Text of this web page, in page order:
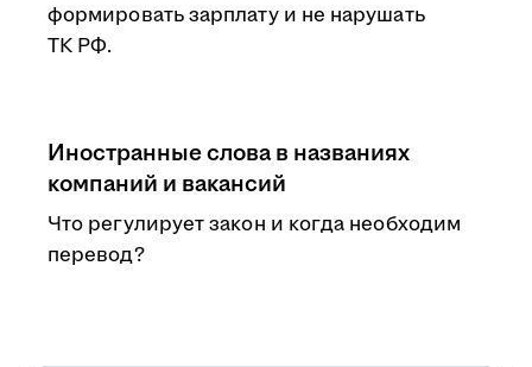
формировать зарплату и не нарушать
ТК РФ.
Иностранные слова в названиях
компаний и вакансий
Что регулирует закон и когда необходим
перевод?